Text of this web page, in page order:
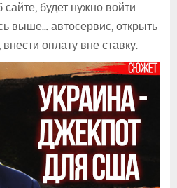
будет нужно войти
выше… автосервис, открыть
оплату вне ставку.